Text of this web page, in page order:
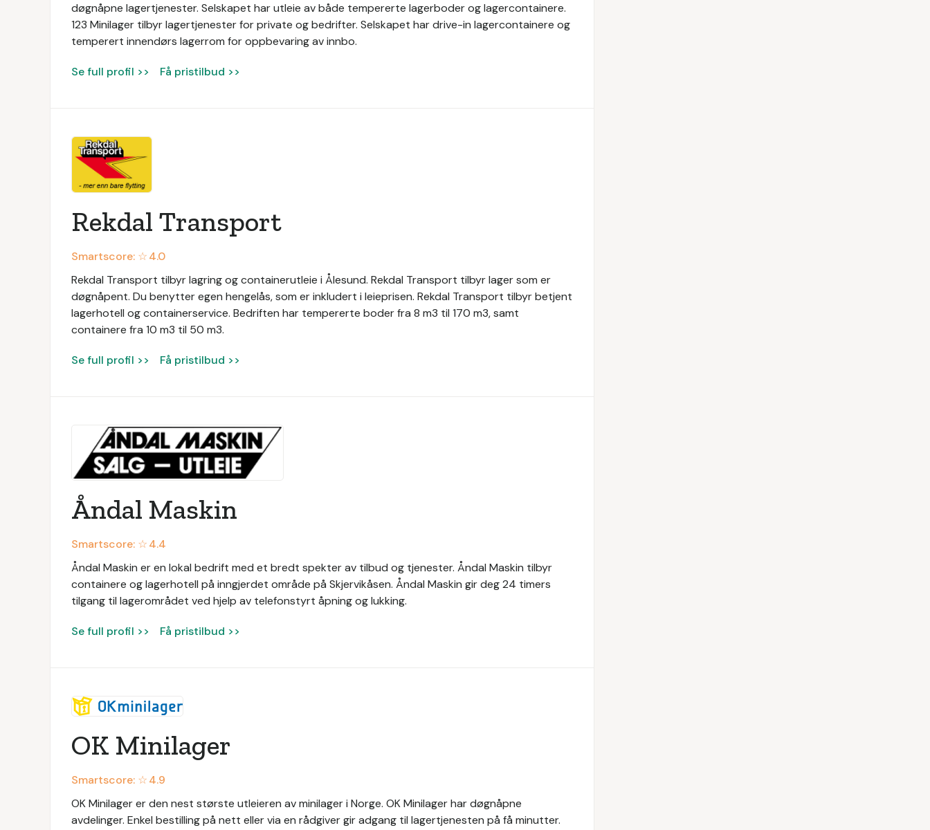
døgnåpne lagertjenester. Selskapet har utleie av både tempererte lagerboder og lagercontainere.
123 Minilager tilbyr lagertjenester for private og bedrifter. Selskapet har drive-in lagercontainere og
temperert innendørs lagerrom for oppbevaring av innbo.
Se full profil >> Få pristilbud >>
Rekdal Transport
Smartscore: ☆4.0
Rekdal Transport tilbyr lagring og containerutleie i Ålesund. Rekdal Transport tilbyr lager som er
døgnåpent. Du benytter egen hengelås, som er inkludert i leieprisen. Rekdal Transport tilbyr betjent
lagerhotell og containerservice. Bedriften har tempererte boder fra 8 m3 til 170 m3, samt
containere fra 10 m3 til 50 m3.
Se full profil >> Få pristilbud >>
Åndal Maskin
Smartscore: ☆4.4
Åndal Maskin er en lokal bedrift med et bredt spekter av tilbud og tjenester. Åndal Maskin tilbyr
containere og lagerhotell på inngjerdet område på Skjervikåsen. Åndal Maskin gir deg 24 timers
tilgang til lagerområdet ved hjelp av telefonstyrt åpning og lukking.
Se full profil >> Få pristilbud >>
OK Minilager
Smartscore: ☆4.9
OK Minilager er den nest største utleieren av minilager i Norge. OK Minilager har døgnåpne
avdelinger. Enkel bestilling på nett eller via en rådgiver gir adgang til lagertjenesten på få minutter.